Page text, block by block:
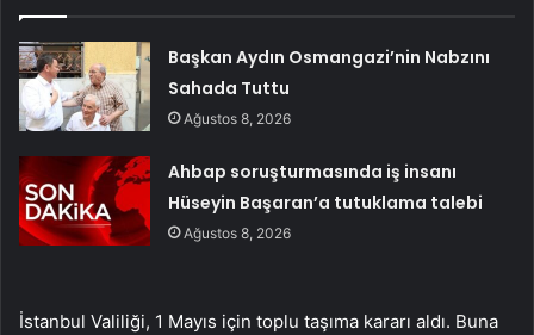
Başkan Aydın Osmangazi’nin Nabzını
Sahada Tuttu
Ağustos 8, 2026
Ahbap soruşturmasında iş insanı
Hüseyin Başaran’a tutuklama talebi
Ağustos 8, 2026
İstanbul Valiliği, 1 Mayıs için toplu taşıma kararı aldı. Buna